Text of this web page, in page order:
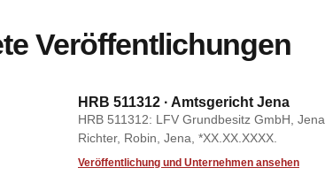
Veröffentlichungen
HRB 511312 · Amtsgericht Jena
HRB 511312: LFV Grundbesitz GmbH,
Richter, Robin, Jena, *XX.XX.XXXX.
Veröffentlichung und Unternehmen ansehen